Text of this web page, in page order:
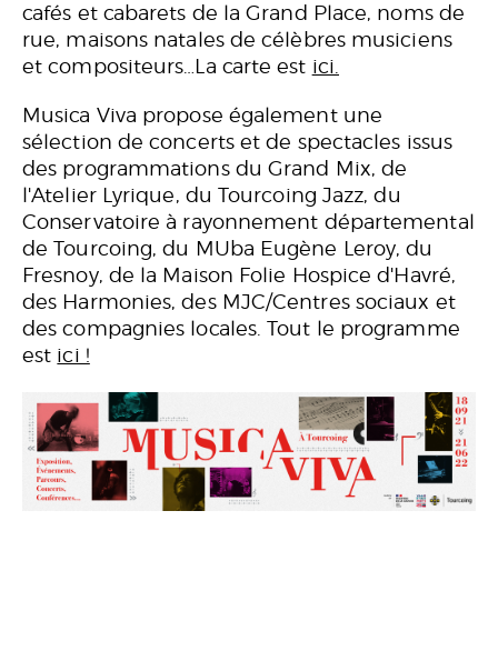
cafés et cabarets de la Grand Place, noms de
rue, maisons natales de célèbres musiciens
et compositeurs…La carte est ici.
Musica Viva propose également une
sélection de concerts et de spectacles issus
des programmations du Grand Mix, de
l'Atelier Lyrique, du Tourcoing Jazz, du
Conservatoire à rayonnement départemental
de Tourcoing, du MUba Eugène Leroy, du
Fresnoy, de la Maison Folie Hospice d'Havré,
des Harmonies, des MJC/Centres sociaux et
des compagnies locales. Tout le programme
est ici !